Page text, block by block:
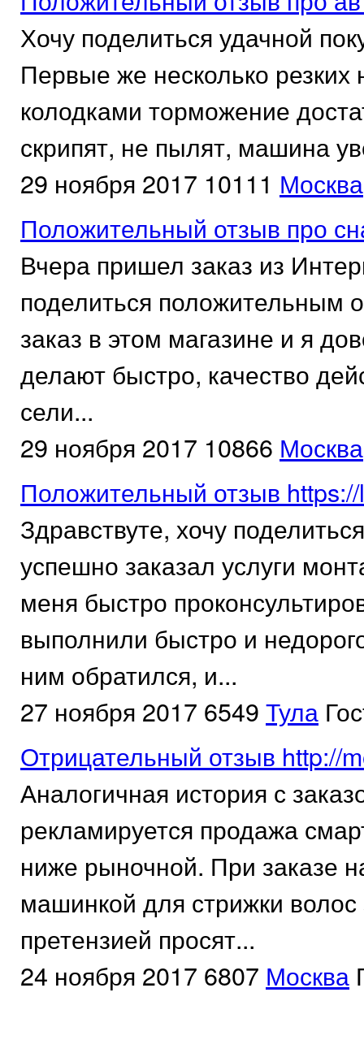
Хочу поделиться удачной
Первые же несколько резких
колодками торможение
скрипят, не пылят, машина
29 ноября 2017 10111 Москва
Положительный отзыв про
Вчера пришел заказ из
поделиться
заказ в этом магазине и я
делают быстро, качество
сели...
29 ноября 2017 10866 Москва
Положительный отзыв
Здравствуте, хочу
успешно заказал услуги
меня быстро
выполнили быстро и
ним обратился, и...
27 ноября 2017 6549 Тула
Отрицательный отзыв http://
Аналогичная история с
рекламируется продажа
ниже рыночной. При заказе
машинкой для стрижки
претензией просят...
24 ноября 2017 6807 Москва